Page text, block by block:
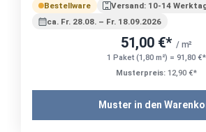
Bestellware
Versand: 10-14
ca. Fr. 28.08. – Fr. 18.09.2026
51,00 €* / m²
1 Paket (1,80 m²) = 91,80 €*
Musterpreis: 12,90 €*
Muster in den